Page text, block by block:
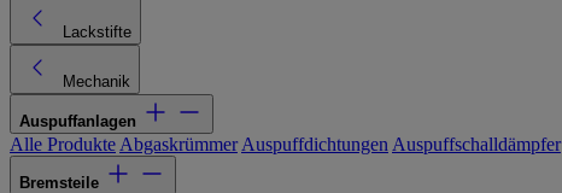
Lackstifte
Mechanik
Auspuffanlagen
Alle Produkte Abgaskrümmer Auspuffdichtungen Auspuffschalldämpfer
Bremsteile